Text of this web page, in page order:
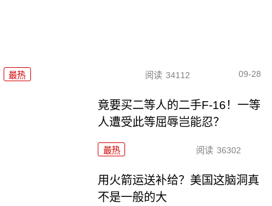
最热 阅读 34112 09-28
竟要买二等人的二手F-16！一等
人遭受此等屈辱岂能忍？
最热 阅读 36302
用火箭运送补给？美国这脑洞真
不是一般的大